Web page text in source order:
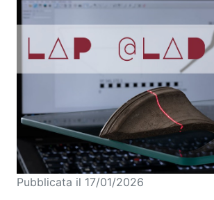
Pubblicata il 17/01/2026